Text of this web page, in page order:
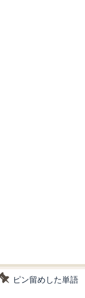
ピン留めした単語